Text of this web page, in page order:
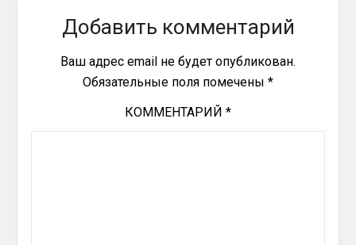
Добавить комментарий
Ваш адрес email не будет опубликован.
Обязательные поля помечены *
КОММЕНТАРИЙ *